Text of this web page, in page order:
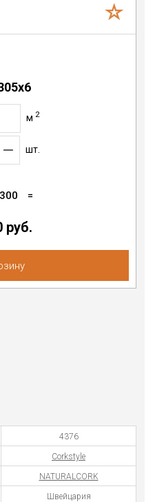
м 2
шт.
=
руб.
4376
Corkstyle
NATURALCORK
Швейцария